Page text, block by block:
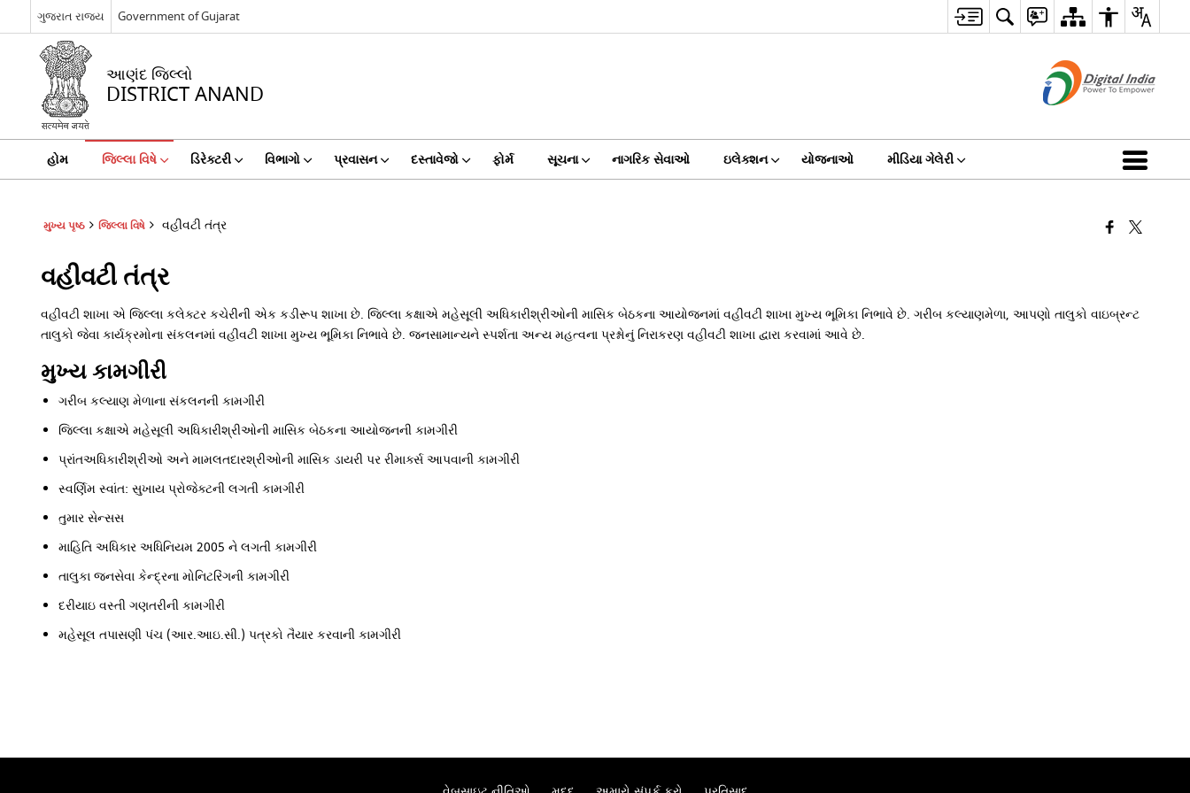
ગુજરાત રાજ્ય Government of Gujarat
આણંદ જિલ્લો
DISTRICT ANAND
હોમ જિલ્લા વિષે ડિરેક્ટરી વિભાગો પ્રવાસન દસ્તાવેજો ફોર્મ સૂચના નાગરિક સેવાઓ ઇલેક્શન યોજનાઓ મીડિયા ગેલેરી
મુખ્ય પૃષ્ઠ જિલ્લા વિષે વહીવટી તંત્ર
વહીવટી તંત્ર
વહીવટી શાખા એ જિલ્લા કલેક્ટર કચેરીની એક કડીરૂપ શાખા છે. જિલ્લા કક્ષાએ મહેસૂલી અધિકારીશ્રીઓની માસિક બેઠકના આયોજનમાં વહીવટી શાખા મુખ્ય ભૂમિકા નિભાવે છે. ગરીબ કલ્યાણમેળા, આપણો તાલુકો વાઇબ્રન્ટ
તાલુકો જેવા કાર્યક્રમોના સંકલનમાં વહીવટી શાખા મુખ્ય ભૂમિકા નિભાવે છે. જનસામાન્યને સ્પર્શતા અન્ય મહત્વના પ્રશ્નોનું નિરાકરણ વહીવટી શાખા દ્વારા કરવામાં આવે છે.
મુખ્ય કામગીરી
ગરીબ કલ્યાણ મેળાના સંકલનની કામગીરી
જિલ્લા કક્ષાએ મહેસૂલી અધિકારીશ્રીઓની માસિક બેઠકના આયોજનની કામગીરી
પ્રાંતઅધિકારીશ્રીઓ અને મામલતદારશ્રીઓની માસિક ડાયરી પર રીમાર્ક્સ આપવાની કામગીરી
સ્વર્ણિમ સ્વાંત: સુખાય પ્રોજેક્ટની લગતી કામગીરી
તુમાર સેન્સસ
માહિતિ અધિકાર અધિનિયમ 2005 ને લગતી કામગીરી
તાલુકા જનસેવા કેન્દ્રના મોનિટરિંગની કામગીરી
દરીયાઇ વસ્તી ગણતરીની કામગીરી
મહેસૂલ તપાસણી પંચ (આર.આઇ.સી.) પત્રકો તૈયાર કરવાની કામગીરી